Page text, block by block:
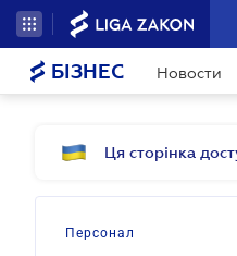
БІЗНЕС Новости
Ця сторінка
Персонал